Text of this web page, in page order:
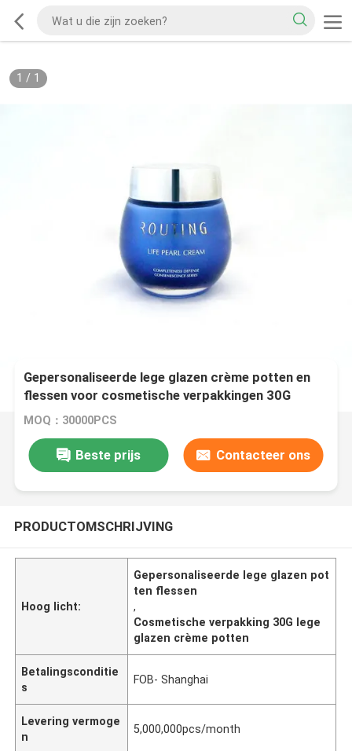
1 / 1
Gepersonaliseerde lege glazen crème potten en
flessen voor cosmetische verpakkingen 30G
MOQ：30000PCS
Beste prijs Contacteer ons
PRODUCTOMSCHRIJVING
Hoog licht:
Gepersonaliseerde lege glazen pot
ten flessen
,
Cosmetische verpakking 30G lege
glazen crème potten
Betalingsconditie
s
FOB- Shanghai
Levering vermoge
n
5,000,000pcs/month